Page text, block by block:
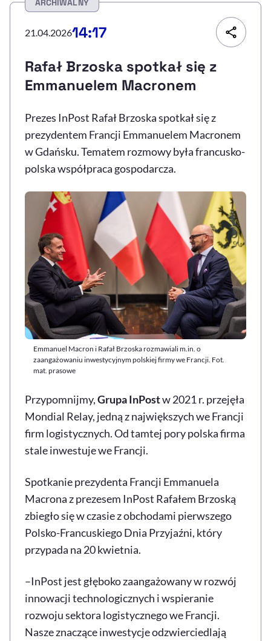
Deklaracja dostępności , otwiera się w nowym oknie
Zgłoś problem
, otwiera się w
ARCHIWALNY
21.04.202614:17
Rafał Brzoska spotkał się z
Emmanuelem Macronem
Prezes InPost Rafał Brzoska spotkał się z
prezydentem Francji Emmanuelem Macronem
w Gdańsku. Tematem rozmowy była francusko-
polska współpraca gospodarcza.
Emmanuel Macron i Rafał Brzoska rozmawiali m.in. o
zaangażowaniu inwestycyjnym polskiej firmy we Francji. Fot.
mat. prasowe
Przypomnijmy,Grupa InPostw 2021 r. przejęła
Mondial Relay, jedną z największych we Francji
firm logistycznych. Od tamtej pory polska firma
stale inwestuje we Francji.
Spotkanie prezydenta Francji Emmanuela
Macrona z prezesem InPost Rafałem Brzoską
zbiegło się w czasie z obchodami pierwszego
Polsko-Francuskiego Dnia Przyjaźni, który
przypada na 20 kwietnia.
–InPost jest głęboko zaangażowany w rozwój
innowacji technologicznych i wspieranie
rozwoju sektora logistycznego we Francji.
Nasze znaczące inwestycje odzwierciedlają